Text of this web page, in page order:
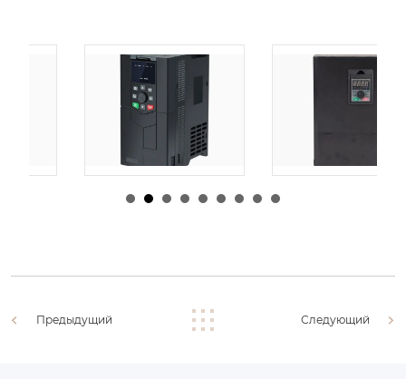
admin |30 1 月,
2026
admin |29 1 月,
Предыдущий Следующий